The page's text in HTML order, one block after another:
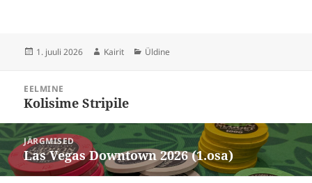
Postitatud
1. juuli 2026 Autor
Kairit Rubriigid
Üldine
EELMINE
Eelmine
Kolisime Stripile
JÄRGMISED
Järgmine
postitus:
Las Vegas Downtown 2026 (1.osa)